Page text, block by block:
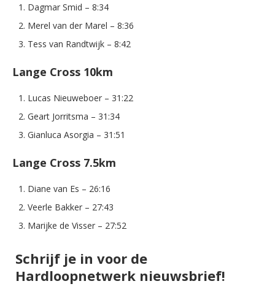
Dagmar Smid – 8:34
Merel van der Marel – 8:36
Tess van Randtwijk – 8:42
Lange Cross 10km
Lucas Nieuweboer – 31:22
Geart Jorritsma – 31:34
Gianluca Asorgia – 31:51
Lange Cross 7.5km
Diane van Es – 26:16
Veerle Bakker – 27:43
Marijke de Visser – 27:52
Schrijf je in voor de
Hardloopnetwerk nieuwsbrief!